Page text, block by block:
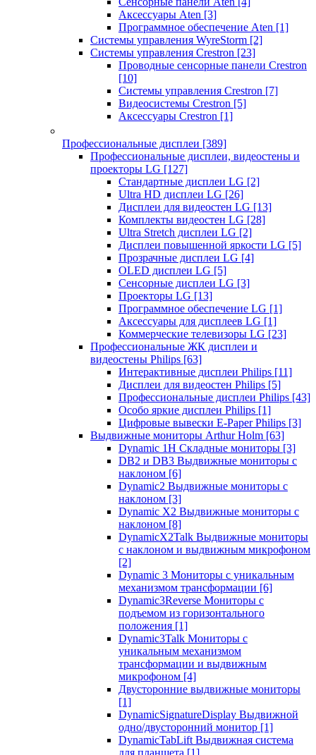
Аксессуары Aten [3]
Программное обеспечение Aten [1]
Системы управления WyreStorm [2]
Системы управления Crestron [23]
Проводные сенсорные панели Crestron
[10]
Системы управления Crestron [7]
Видеосистемы Crestron [5]
Аксессуары Crestron [1]
Профессиональные дисплеи [389]
Профессиональные дисплеи, видеостены и
проекторы LG [127]
Стандартные дисплеи LG [2]
Ultra HD дисплеи LG [26]
Дисплеи для видеостен LG [13]
Комплекты видеостен LG [28]
Ultra Stretch дисплеи LG [2]
Дисплеи повышенной яркости LG [5]
Прозрачные дисплеи LG [4]
OLED дисплеи LG [5]
Сенсорные дисплеи LG [3]
Проекторы LG [13]
Программное обеспечение LG [1]
Аксессуары для дисплеев LG [1]
Коммерческие телевизоры LG [23]
Профессиональные ЖК дисплеи и
видеостены Philips [63]
Интерактивные дисплеи Philips [11]
Дисплеи для видеостен Philips [5]
Профессиональные дисплеи Philips [43]
Особо яркие дисплеи Philips [1]
Цифровые вывески E-Paper Philips [3]
Выдвижные мониторы Arthur Holm [63]
Dynamic 1Н Складные мониторы [3]
DB2 и DB3 Выдвижные мониторы с
наклоном [6]
Dynamic2 Выдвижные мониторы с
наклоном [3]
Dynamic X2 Выдвижные мониторы с
наклоном [8]
DynamicX2Talk Выдвижные мониторы
с наклоном и выдвижным микрофоном
[2]
Dynamic 3 Мониторы с уникальным
механизмом трансформации [6]
Dynamic3Reverse Мониторы с
подъемом из горизонтального
положения [1]
Dynamic3Talk Мониторы с
уникальным механизмом
трансформации и выдвижным
микрофоном [4]
Двусторонние выдвижные мониторы
[1]
DynamicSignatureDisplay Выдвижной
одно/двусторонний монитор [1]
DynamicTabLift Выдвижная система
для планшета [1]